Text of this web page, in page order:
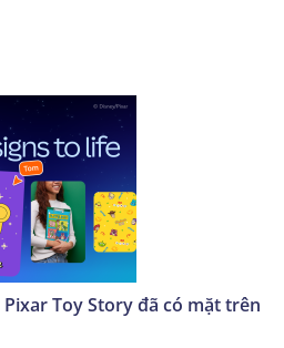
Toy Story đã có mặt trên